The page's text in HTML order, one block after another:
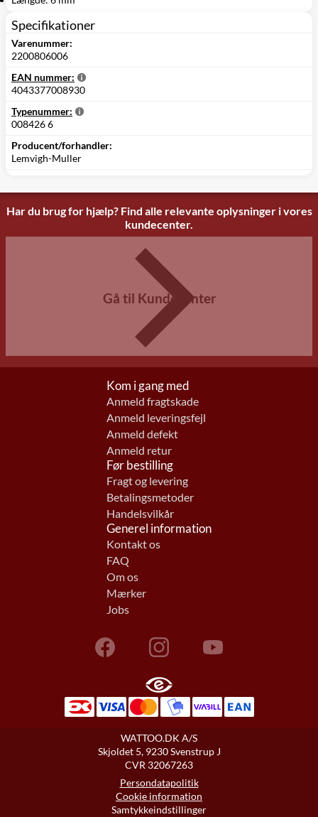
Specifikationer
Varenummer:
2200806006
EAN nummer:
4043377008930
Typenummer:
008426 6
Producent/forhandler:
Lemvigh-Muller
Har du brug for hjælp? Find alle relevante oplysninger i vores
kundecenter.
Gå til Kundecenter
Kom i gang med
Anmeld fragtskade
Anmeld leveringsfejl
Anmeld defekt
Anmeld retur
Før bestilling
Fragt og levering
Betalingsmetoder
Handelsvilkår
Generel information
Kontakt os
FAQ
Om os
Mærker
Jobs
WATTOO.DK A/S
Skjoldet 5, 9230 Svenstrup J
CVR 32067263
Persondatapolitik
Cookie information
Samtykkeindstillinger